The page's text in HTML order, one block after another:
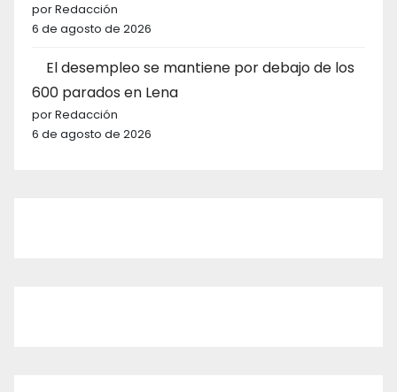
por Redacción
6 de agosto de 2026
El desempleo se mantiene por debajo de los
600 parados en Lena
por Redacción
6 de agosto de 2026